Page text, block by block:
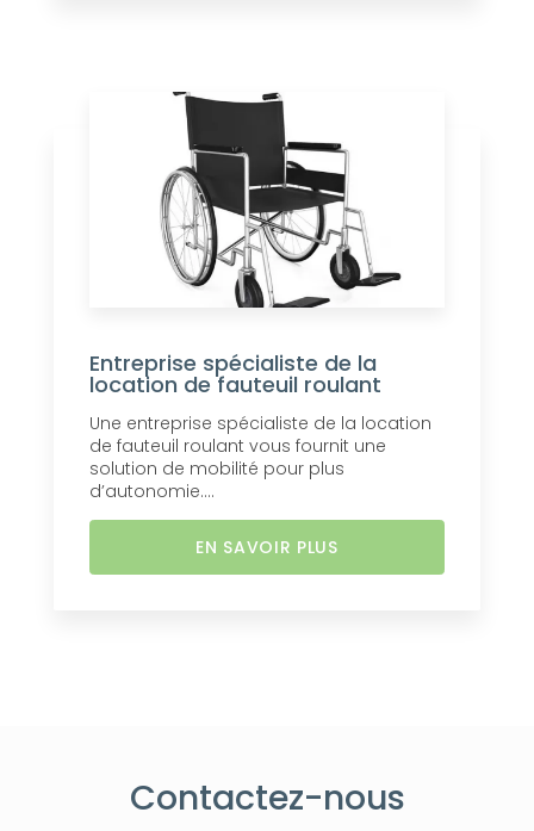
Entreprise spécialiste de la
location de fauteuil roulant
Une entreprise spécialiste de la location
de fauteuil roulant vous fournit une
solution de mobilité pour plus
d’autonomie....
EN SAVOIR PLUS
Contactez-nous